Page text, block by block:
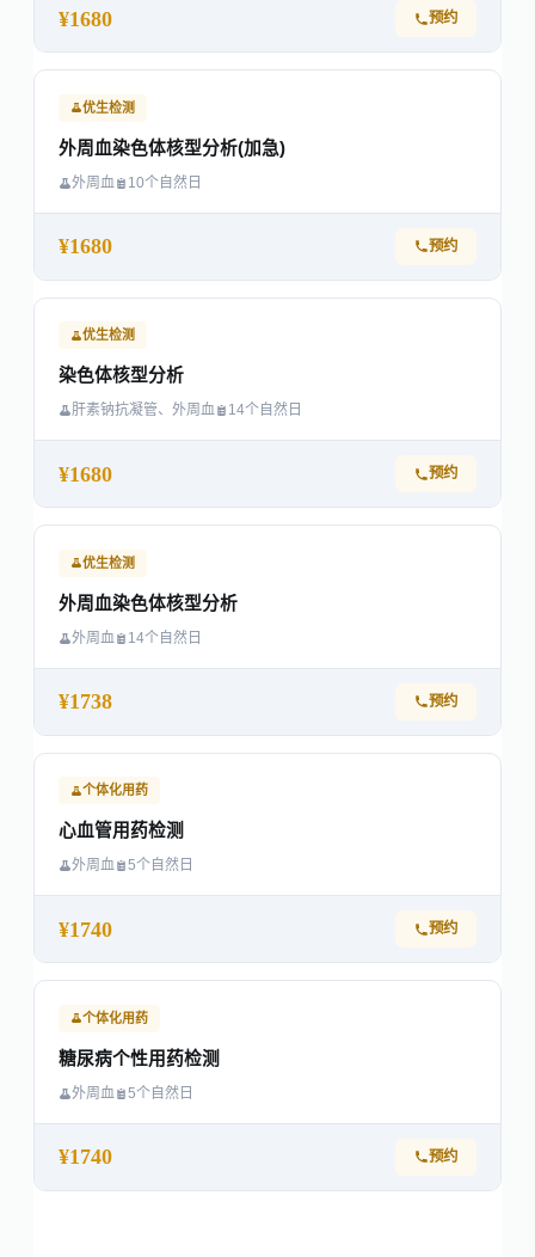
¥1680 预约
优生检测
外周血染色体核型分析(加急)
外周血 10个自然日
¥1680 预约
优生检测
染色体核型分析
肝素钠抗凝管、外周血 14个自然日
¥1680 预约
优生检测
外周血染色体核型分析
外周血 14个自然日
¥1738 预约
个体化用药
心血管用药检测
外周血 5个自然日
¥1740 预约
个体化用药
糖尿病个性用药检测
外周血 5个自然日
¥1740 预约